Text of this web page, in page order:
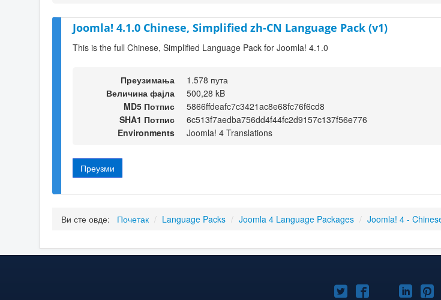
Joomla! 4.1.0 Chinese, Simplified zh-CN Language Pack (v1)
This is the full Chinese, Simplified Language Pack for Joomla! 4.1.0
Преузимања
1.578 пута
Величина фајла
500,28 kB
MD5 Потпис
5866ffdeafc7c3421ac8e68fc76f6cd8
SHA1 Потпис
6c513f7aedba756dd4f44fc2d9157c137f56e776
Environments
Joomla! 4 Translations
Преузми
Ви сте овде: Почетак / Language Packs / Joomla 4 Language Packages / Joomla! 4 -
Joomla!Joomla!Joomla!